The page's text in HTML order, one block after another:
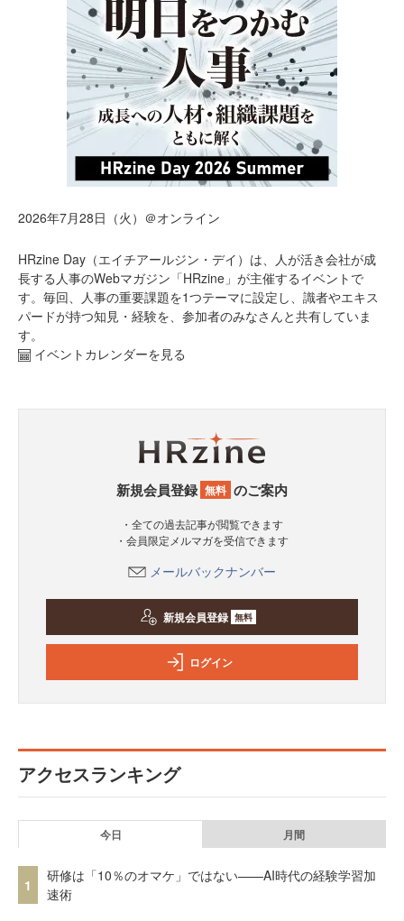
2026年7月28日（火）＠オンライン
HRzine Day（エイチアールジン・デイ）は、人が活き会社が成
長する人事のWebマガジン「HRzine」が主催するイベントで
す。毎回、人事の重要課題を1つテーマに設定し、識者やエキス
パードが持つ知見・経験を、参加者のみなさんと共有していま
す。
イベントカレンダーを見る
新規会員登録 無料 のご案内
・全ての過去記事が閲覧できます
・会員限定メルマガを受信できます
メールバックナンバー
新規会員登録 無料
ログイン
アクセスランキング
今日 月間
1
研修は「10％のオマケ」ではない——AI時代の経験学習加
速術